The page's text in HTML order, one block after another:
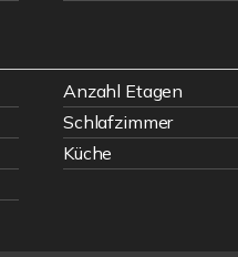
Anzahl Etagen
Schlafzimmer
Küche